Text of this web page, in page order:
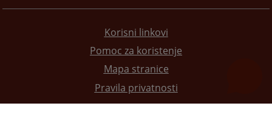
Korisni linkovi
Pomoc za koristenje
Mapa stranice
Pravila privatnosti